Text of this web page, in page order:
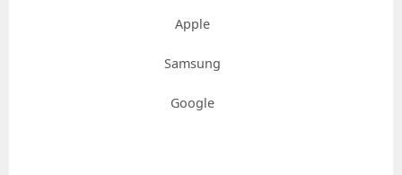
Apple
Samsung
Google